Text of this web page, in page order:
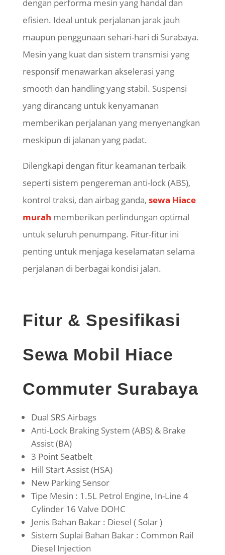
dengan performa mesin yang handal dan
efisien. Ideal untuk perjalanan jarak jauh
maupun penggunaan sehari-hari di Surabaya.
Mesin yang kuat dan sistem transmisi yang
responsif menawarkan akselerasi yang
smooth dan handling yang stabil. Suspensi
yang dirancang untuk kenyamanan
memberikan perjalanan yang menyenangkan
meskipun di jalanan yang padat.
Dilengkapi dengan fitur keamanan terbaik
seperti sistem pengereman anti-lock (ABS),
kontrol traksi, dan airbag ganda, sewa Hiace
murah memberikan perlindungan optimal
untuk seluruh penumpang. Fitur-fitur ini
penting untuk menjaga keselamatan selama
perjalanan di berbagai kondisi jalan.
Fitur & Spesifikasi
Sewa Mobil Hiace
Commuter Surabaya
Dual SRS Airbags
Anti-Lock Braking System (ABS) & Brake
Assist (BA)
3 Point Seatbelt
Hill Start Assist (HSA)
New Parking Sensor
Tipe Mesin : 1.5L Petrol Engine, In-Line 4
Cylinder 16 Valve DOHC
Jenis Bahan Bakar : Diesel ( Solar )
Sistem Suplai Bahan Bakar : Common Rail
Diesel Injection